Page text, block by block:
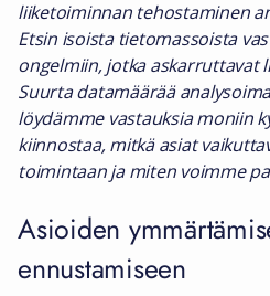
liiketoiminnan tehostaminen
Etsin isoista tietomassoista
ongelmiin, jotka askarruttavat
Suurta datamäärää
löydämme vastauksia moniin
kiinnostaa, mitkä asiat
toimintaan ja miten voimme
Asioiden
ennustamiseen